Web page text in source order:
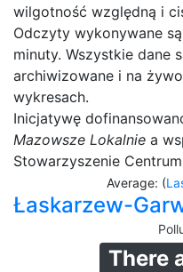
wilgotność względną i
Odczyty wykonywane
minuty. Wszystkie dane
archiwizowane i na
wykresach.
Inicjatywę
Mazowsze Lokalnie a
Stowarzyszenie
Average: (
Łaskarzew-
There